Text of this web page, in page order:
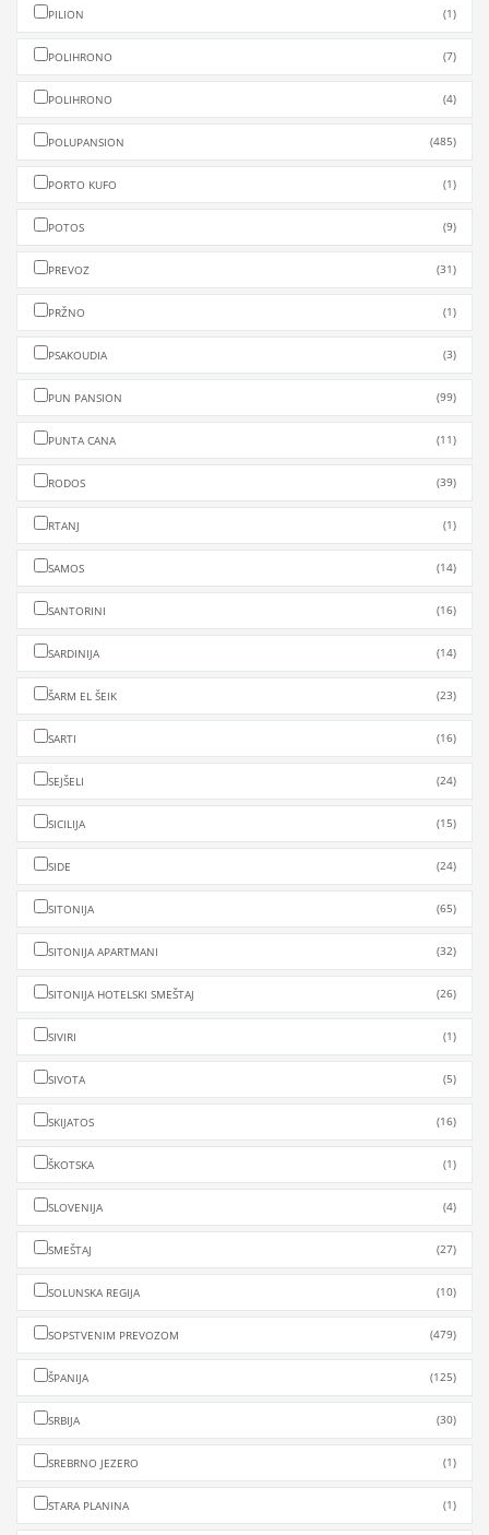
PILION (1)
POLIHRONO (7)
POLIHRONO (4)
POLUPANSION (485)
PORTO KUFO (1)
POTOS (9)
PREVOZ (31)
PRŽNO (1)
PSAKOUDIA (3)
PUN PANSION (99)
PUNTA CANA (11)
RODOS (39)
RTANJ (1)
SAMOS (14)
SANTORINI (16)
SARDINIJA (14)
ŠARM EL ŠEIK (23)
SARTI (16)
SEJŠELI (24)
SICILIJA (15)
SIDE (24)
SITONIJA (65)
SITONIJA APARTMANI (32)
SITONIJA HOTELSKI SMEŠTAJ (26)
SIVIRI (1)
SIVOTA (5)
SKIJATOS (16)
ŠKOTSKA (1)
SLOVENIJA (4)
SMEŠTAJ (27)
SOLUNSKA REGIJA (10)
SOPSTVENIM PREVOZOM (479)
ŠPANIJA (125)
SRBIJA (30)
SREBRNO JEZERO (1)
STARA PLANINA (1)